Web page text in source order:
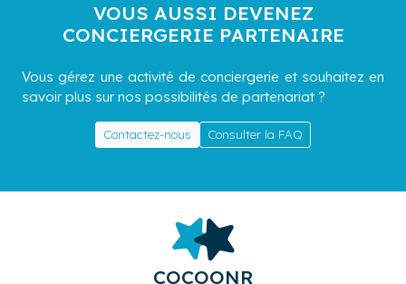
VOUS AUSSI DEVENEZ
CONCIERGERIE PARTENAIRE
Vous gérez une activité de conciergerie et souhaitez en
savoir plus sur nos possibilités de partenariat ?
Contactez-nous Consulter la FAQ
COCOONR